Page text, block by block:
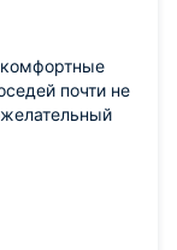
почти не